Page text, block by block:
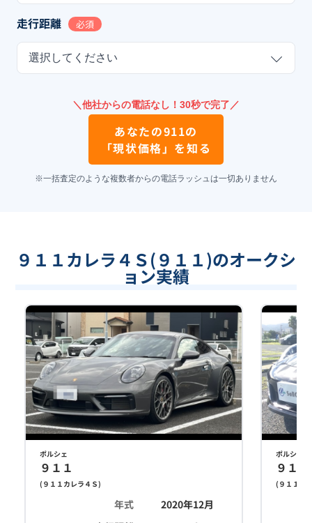
走行距離 必須
選択してください
＼他社からの電話なし！30秒で完了／
あなたの911の
「現状価格」を知る
※一括査定のような複数者からの電話ラッシュは一切ありません
９１１カレラ４Ｓ(９１１)のオークシ
ョン実績
ポルシェ
９１１
( ９１１カレラ４Ｓ)
年式
2020年12月
ポルシェ
９１１
( ９１１カ